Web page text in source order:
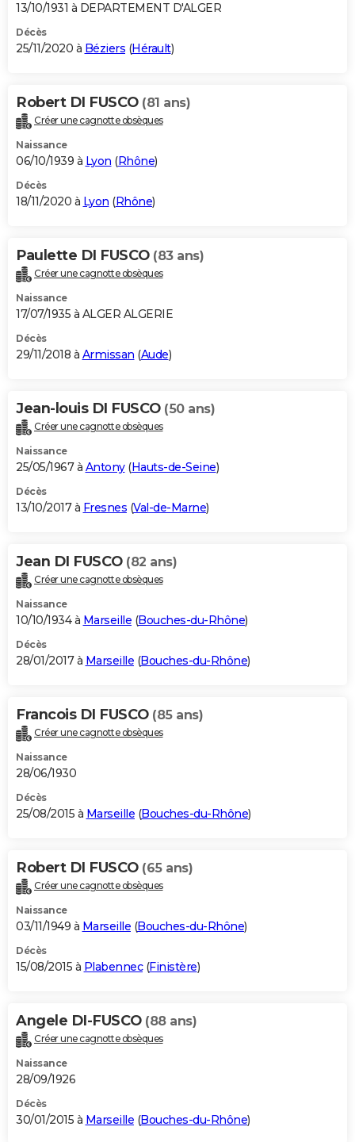
13/10/1931 à DEPARTEMENT D'ALGER
Décès
25/11/2020 à Béziers (Hérault)
Robert DI FUSCO (81 ans)
Créer une cagnotte obsèques
Naissance
06/10/1939 à Lyon (Rhône)
Décès
18/11/2020 à Lyon (Rhône)
Paulette DI FUSCO (83 ans)
Créer une cagnotte obsèques
Naissance
17/07/1935 à ALGER ALGERIE
Décès
29/11/2018 à Armissan (Aude)
Jean-louis DI FUSCO (50 ans)
Créer une cagnotte obsèques
Naissance
25/05/1967 à Antony(Hauts-de-Seine)
Décès
13/10/2017 à Fresnes (Val-de-Marne)
Jean DI FUSCO (82 ans)
Créer une cagnotte obsèques
Naissance
10/10/1934 à Marseille (Bouches-du-Rhône)
Décès
28/01/2017 à Marseille (Bouches-du-Rhône)
Francois DI FUSCO (85 ans)
Créer une cagnotte obsèques
Naissance
28/06/1930
Décès
25/08/2015 à Marseille (Bouches-du-Rhône)
Robert DI FUSCO (65 ans)
Créer une cagnotte obsèques
Naissance
03/11/1949 à Marseille (Bouches-du-Rhône)
Décès
15/08/2015 à Plabennec(Finistère)
Angele DI-FUSCO (88 ans)
Créer une cagnotte obsèques
Naissance
28/09/1926
Décès
30/01/2015 à Marseille (Bouches-du-Rhône)